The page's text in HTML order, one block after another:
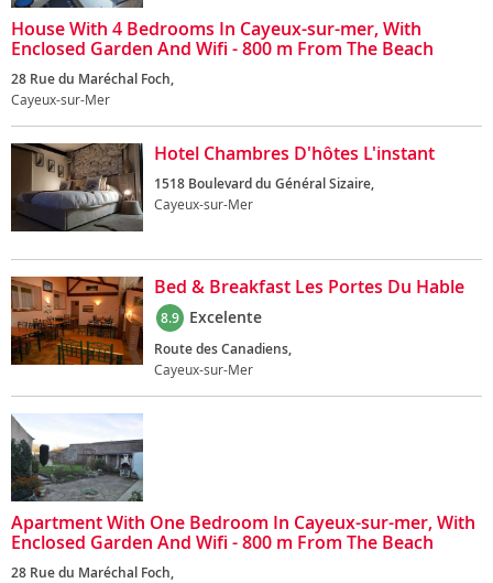
House With 4 Bedrooms In Cayeux-sur-mer, With
Enclosed Garden And Wifi - 800 m From The Beach
28 Rue du Maréchal Foch,
Cayeux-sur-Mer
Hotel Chambres D'hôtes L'instant
1518 Boulevard du Général Sizaire,
Cayeux-sur-Mer
Bed & Breakfast Les Portes Du Hable
8.9 Excelente
Route des Canadiens,
Cayeux-sur-Mer
Apartment With One Bedroom In Cayeux-sur-mer, With
Enclosed Garden And Wifi - 800 m From The Beach
28 Rue du Maréchal Foch,